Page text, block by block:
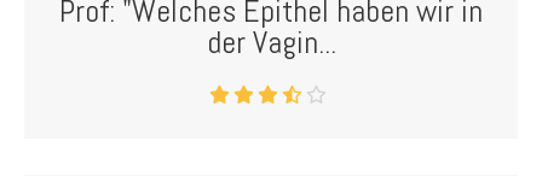
Prof: "Welches Epithel haben wir in
der Vagin...